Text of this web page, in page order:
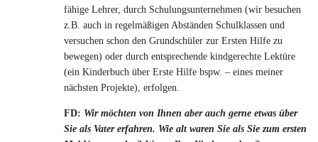
fähige Lehrer, durch Schulungsunternehmen (wir besuchen
z.B. auch in regelmäßigen Abständen Schulklassen und
versuchen schon den Grundschüler zur Ersten Hilfe zu
bewegen) oder durch entsprechende kindgerechte Lektüre
(ein Kinderbuch über Erste Hilfe bspw. – eines meiner
nächsten Projekte), erfolgen.
FD: Wir möchten von Ihnen aber auch gerne etwas über
Sie als Vater erfahren. Wie alt waren Sie als Sie zum ersten